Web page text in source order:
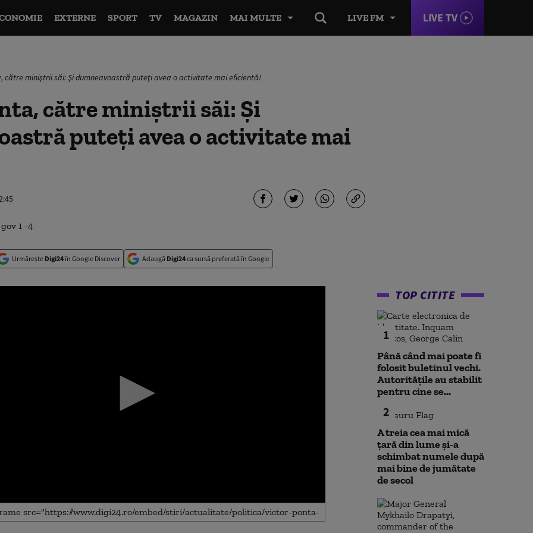
LIVE FM LIVE TV
EXTERNE SPORT TV MAGAZIN MAI MULTE
către miniştrii săi: Şi dumneavoastră puteţi avea o activitate mai eficientă!
către miniştrii săi: Şi
puteţi avea o activitate mai
Urmărește Digi24în Google Discover Adaugă Digi24ca sursă preferată în Google
TOP CITITE
1
Până când mai poate fi
folosit buletinul vechi.
Autoritățile au stabilit
pentru cine se...
2
A treia cea mai mică
țară din lume și-a
schimbat numele după
mai bine de jumătate
de secol